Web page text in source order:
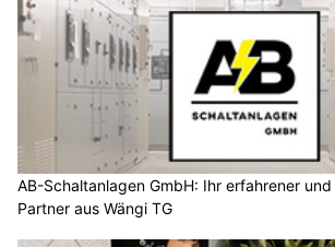
AB-Schaltanlagen GmbH: Ihr erfahrener
Partner aus Wängi TG